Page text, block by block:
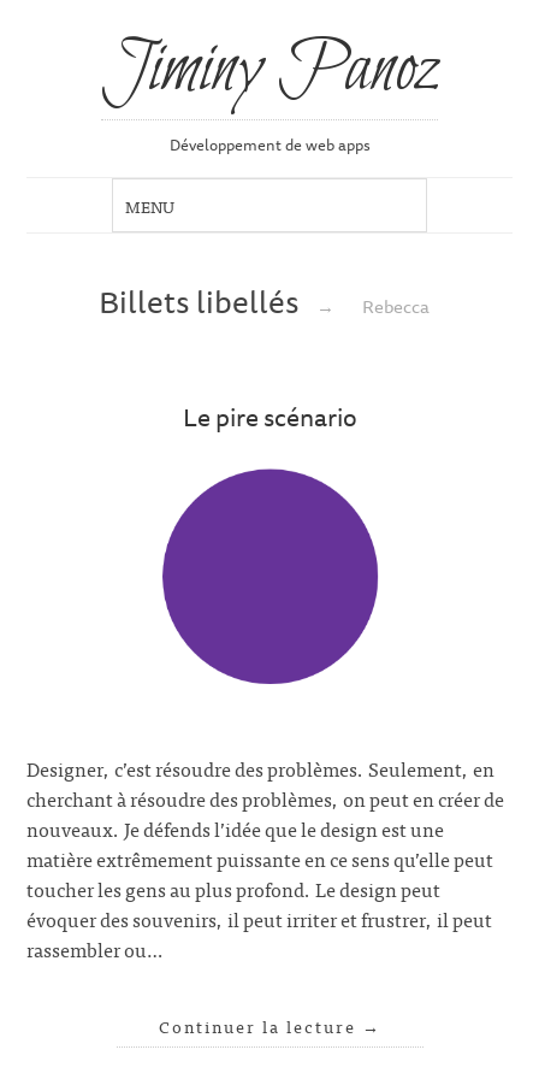
Jiminy Panoz
Développement de web apps
Billets libellés → Rebecca
Le pire scénario
Designer, c’est résoudre des problèmes. Seulement, en
cherchant à résoudre des problèmes, on peut en créer de
nouveaux. Je défends l’idée que le design est une
matière extrêmement puissante en ce sens qu’elle peut
toucher les gens au plus profond. Le design peut
évoquer des souvenirs, il peut irriter et frustrer, il peut
rassembler ou…
Continuer la lecture →